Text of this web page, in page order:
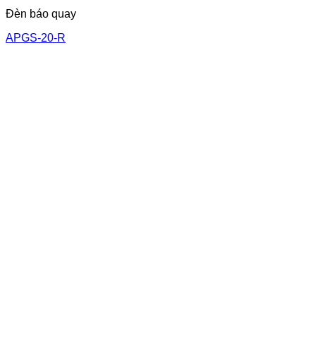
Đèn báo quay
APGS-20-R